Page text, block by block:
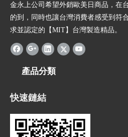
金永上公司希望外銷歐美日商品，在
的到，同時也讓台灣消費者感受到符
求並認定的【MIT】台灣製造精品。
產品分類
快速鏈結